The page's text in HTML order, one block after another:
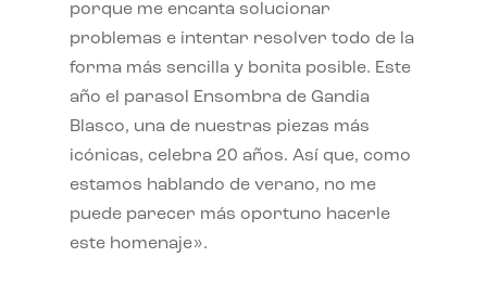
porque me encanta solucionar
problemas e intentar resolver todo de la
forma más sencilla y bonita posible. Este
año el parasol Ensombra de Gandia
Blasco, una de nuestras piezas más
icónicas, celebra 20 años. Así que, como
estamos hablando de verano, no me
puede parecer más oportuno hacerle
este homenaje».